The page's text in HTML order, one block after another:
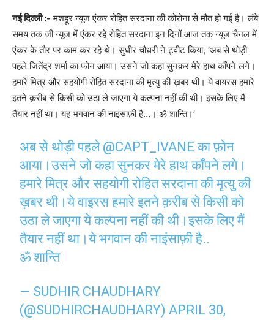
नई दिल्ली :- मशहूर न्यूज एंकर रोहित सरदाना की कोरोना से मौत हो गई है। लंबे
समय तक जी न्यूज में एंकर रहे रोहित सरदाना इन दिनों आज तक न्यूज चैनल में
एंकर के तौर पर काम कर रहे थे। सुधीर चौधरी ने ट्वीट किया, ‘अब से थोड़ी
पहले जितेंद्र शर्मा का फोन आया। उसने जो कहा सुनकर मेरे हाथ काँपने लगे।
हमारे मित्र और सहयोगी रोहित सरदाना की मृत्यु की ख़बर थी। ये वायरस हमारे
इतने क़रीब से किसी को उठा ले जाएगा ये कल्पना नहीं की थी। इसके लिए मैं
तैयार नहीं था। यह भगवान की नाइंसाफ़ी है…। ॐ शान्ति।’
अब से थोड़ी पहले @CAPT_IVANE का फ़ोन
आया।उसने जो कहा सुनकर मेरे हाथ काँपने लगे।
हमारे मित्र और सहयोगी रोहित सरदाना की मृत्यु की
ख़बर थी।ये वाइरस हमारे इतने क़रीब से किसी को
उठा ले जाएगा ये कल्पना नहीं की थी।इसके लिए मैं
तैयार नहीं था।ये भगवान की नाइंसाफ़ी है..
ॐ शान्ति
— SUDHIR CHAUDHARY
(@SUDHIRCHAUDHARY)APRIL 30,